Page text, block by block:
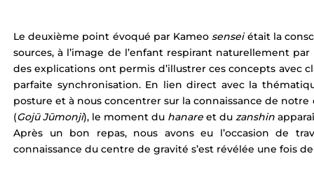
Le deuxième point évoqué par Kameo sensei était la
sources, à l’image de l’enfant respirant naturellement
des explications ont permis d’illustrer ces concepts avec
parfaite synchronisation. En lien direct avec la
posture et à nous concentrer sur la connaissance de
(Gojū Jūmonji), le moment du hanare et du zanshin
Après un bon repas, nous avons eu l’occasion de
connaissance du centre de gravité s’est révélée une fois